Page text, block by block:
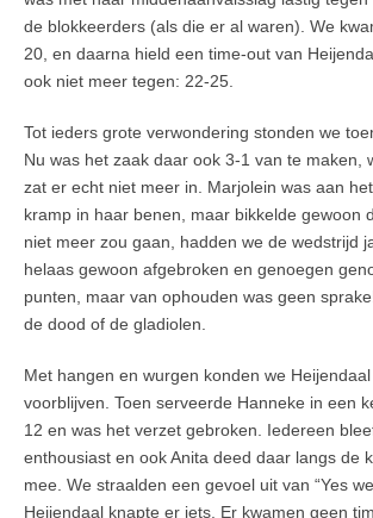
de blokkeerders (als die er al waren). We
20, en daarna hield een time-out van
ook niet meer tegen: 22-25.
Tot ieders grote verwondering stonden we
Nu was het zaak daar ook 3-1 van te maken,
zat er echt niet meer in. Marjolein was aan
kramp in haar benen, maar bikkelde gewoon
niet meer zou gaan, hadden we de wedstrijd
helaas gewoon afgebroken en genoegen
punten, maar van ophouden was geen
de dood of de gladiolen.
Met hangen en wurgen konden we
voorblijven. Toen serveerde Hanneke in een
12 en was het verzet gebroken. Iedereen
enthousiast en ook Anita deed daar langs de
mee. We straalden een gevoel uit van “Yes
Heijendaal knapte er iets. Er kwamen geen